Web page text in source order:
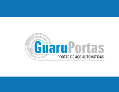
para
conteúdo